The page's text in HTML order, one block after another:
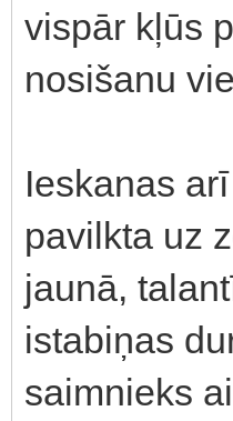
vispār kļūs
nosišanu
Ieskanas
pavilkta uz
jaunā,
istabiņas
saimnieks